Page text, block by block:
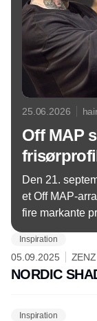
25.06.2026
Off MAP
Den 21.
et Off MAP-
fire markante
Inspiration
05.09.2025 ZENZ
NORDIC
Inspiration